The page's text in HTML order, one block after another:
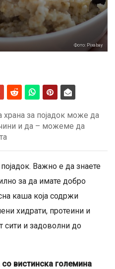
Фото: Pixabay
храна за појадок може да
и да – можеме да
Важно е да знаете
за да имате добро
каша која содржи
хидрати, протеини и
сити и задоволни до
со вистинска големина